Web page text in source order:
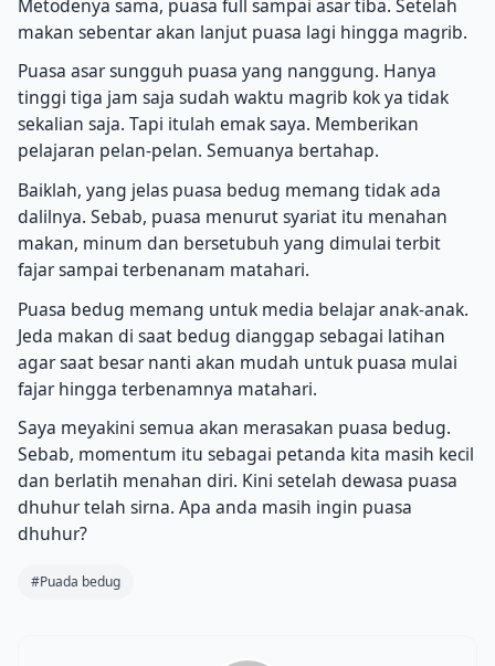
Metodenya sama, puasa full sampai asar tiba. Setelah
makan sebentar akan lanjut puasa lagi hingga magrib.
Puasa asar sungguh puasa yang nanggung. Hanya
tinggi tiga jam saja sudah waktu magrib kok ya tidak
sekalian saja. Tapi itulah emak saya. Memberikan
pelajaran pelan-pelan. Semuanya bertahap.
Baiklah, yang jelas puasa bedug memang tidak ada
dalilnya. Sebab, puasa menurut syariat itu menahan
makan, minum dan bersetubuh yang dimulai terbit
fajar sampai terbenanam matahari.
Puasa bedug memang untuk media belajar anak-anak.
Jeda makan di saat bedug dianggap sebagai latihan
agar saat besar nanti akan mudah untuk puasa mulai
fajar hingga terbenamnya matahari.
Saya meyakini semua akan merasakan puasa bedug.
Sebab, momentum itu sebagai petanda kita masih kecil
dan berlatih menahan diri. Kini setelah dewasa puasa
dhuhur telah sirna. Apa anda masih ingin puasa
dhuhur?
#Puada bedug